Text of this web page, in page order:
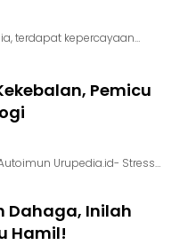
terdapat kepercayaan…
Pemicu
Urupedia.id- Stress…
Dahaga, Inilah
Hamil!